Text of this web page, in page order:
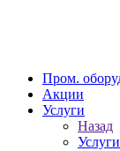
Пром.
Акции
Услуги
Назад
Услуги